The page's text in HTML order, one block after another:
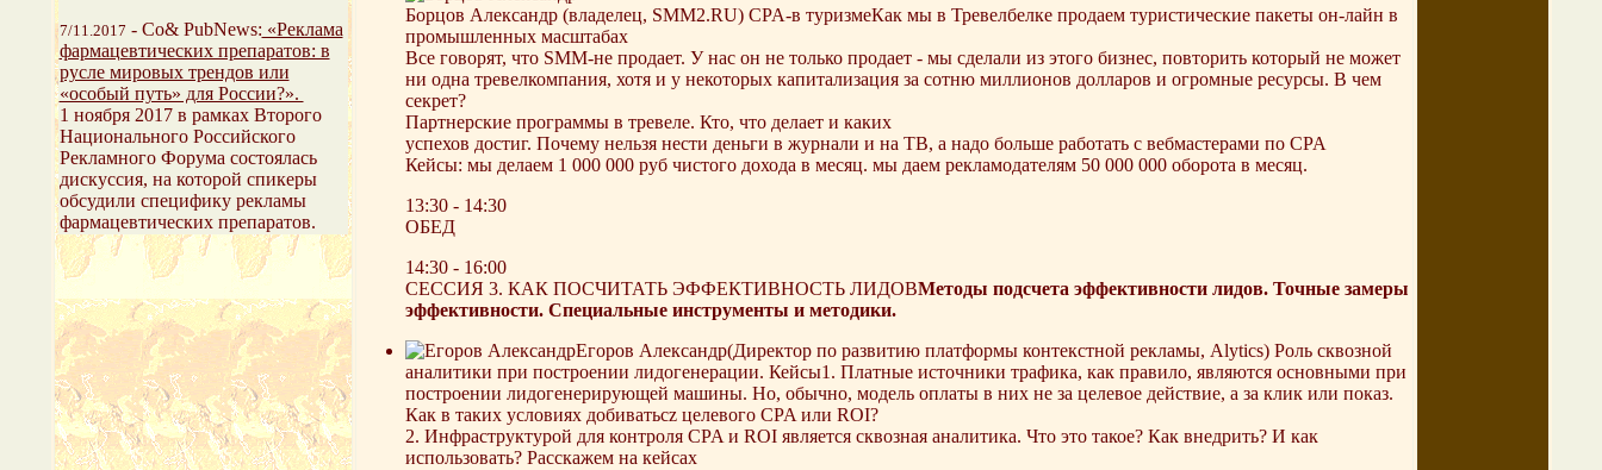
7/11.2017 - Со& PubNews: «Реклама
фармацевтических препаратов: в
русле мировых трендов или
«особый путь» для России?».
1 ноября 2017 в рамках Второго
Национального Российского
Рекламного Форума состоялась
дискуссия, на которой спикеры
обсудили специфику рекламы
фармацевтических препаратов.
Борцов Александр (владелец, SMM2.RU) CPA-в туризмеКак мы в Тревелбелке продаем туристические пакеты он-лайн в
промышленных масштабах
Все говорят, что SMM-не продает. У нас он не только продает - мы сделали из этого бизнес, повторить который не может
ни одна тревелкомпания, хотя и у некоторых капитализация за сотню миллионов долларов и огромные ресурсы. В чем
секрет?
Партнерские программы в тревеле. Кто, что делает и каких
успехов достиг. Почему нельзя нести деньги в журнали и на ТВ, а надо больше работать с вебмастерами по CPA
Кейсы: мы делаем 1 000 000 руб чистого дохода в месяц. мы даем рекламодателям 50 000 000 оборота в месяц.
13:30 - 14:30
ОБЕД
14:30 - 16:00
СЕССИЯ 3. КАК ПОСЧИТАТЬ ЭФФЕКТИВНОСТЬ ЛИДОВМетоды подсчета эффективности лидов. Точные замеры
эффективности. Специальные инструменты и методики.
Егоров Александр(Директор по развитию платформы контекстной рекламы, Alytics) Роль сквозной
аналитики при построении лидогенерации. Кейсы1. Платные источники трафика, как правило, являются основными при
построении лидогенерирующей машины. Но, обычно, модель оплаты в них не за целевое действие, а за клик или показ.
Как в таких условиях добиватьcz целевого CPA или ROI?
2. Инфраструктурой для контроля CPA и ROI является сквозная аналитика. Что это такое? Как внедрить? И как
использовать? Расскажем на кейсах